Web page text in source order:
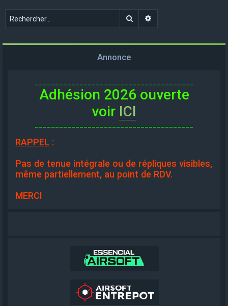
Rechercher
Annonce
Adhésion 2026 ouverte
voir ICI
RAPPEL :
Pas de tenue intégrale ou de répliques visibles,
même partiellement, au point de RDV.
MERCI